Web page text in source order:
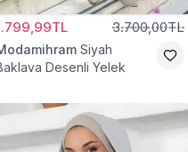
3.700,00TL
Siyah
Desenli Yelek